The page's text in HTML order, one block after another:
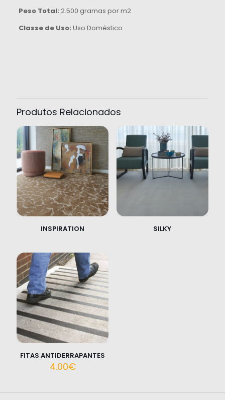
Peso Total: 2.500 gramas por m2
Classe de Uso: Uso Doméstico
Produtos Relacionados
INSPIRATION SILKY
FITAS ANTIDERRAPANTES
4.00€